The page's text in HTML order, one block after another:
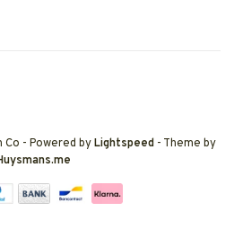
Co - Powered byLightspeed - Theme by